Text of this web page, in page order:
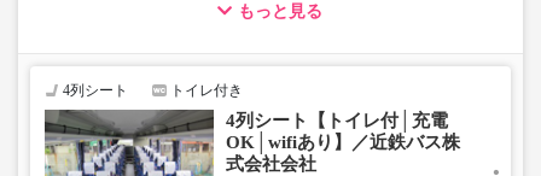
・車両は予告なく変更となる場合がございます。これに伴い、
じめご了承ください。
もっと見る
4列シート トイレ付き
4列シート【トイレ付│充電
OK│wifiあり】／近鉄バス株
式会社会社